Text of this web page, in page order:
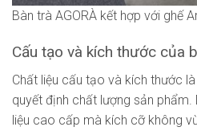
Bàn trà AGORÀ kết hợp với ghế
Cấu tạo và kích thước của
Chất liệu cấu tạo và kích thước
quyết định chất lượng sản
liệu cao cấp mà kích cỡ không